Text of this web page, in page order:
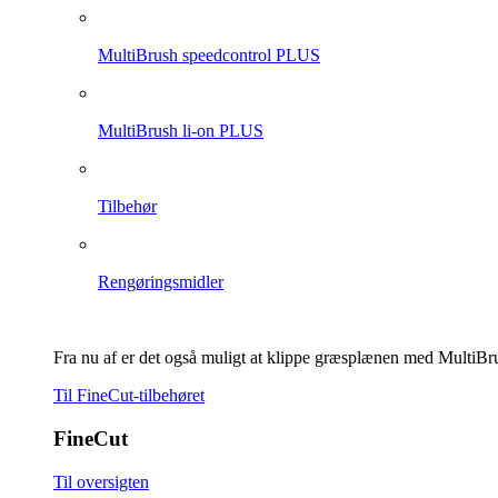
MultiBrush speedcontrol PLUS
MultiBrush li-on PLUS
Tilbehør
Rengøringsmidler
Fra nu af er det også muligt at klippe græsplænen med
Til FineCut-tilbehøret
FineCut
Til oversigten